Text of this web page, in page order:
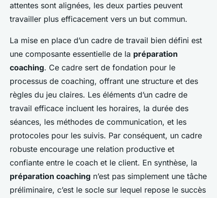
attentes sont alignées, les deux parties peuvent
travailler plus efficacement vers un but commun.
La mise en place d’un cadre de travail bien défini est
une composante essentielle de la préparation
coaching. Ce cadre sert de fondation pour le
processus de coaching, offrant une structure et des
règles du jeu claires. Les éléments d’un cadre de
travail efficace incluent les horaires, la durée des
séances, les méthodes de communication, et les
protocoles pour les suivis. Par conséquent, un cadre
robuste encourage une relation productive et
confiante entre le coach et le client. En synthèse, la
préparation coaching n’est pas simplement une tâche
préliminaire, c’est le socle sur lequel repose le succès